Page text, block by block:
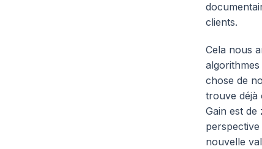
clients.
Cela nous
chose de
trouve déjà
Gain est
nouvelle